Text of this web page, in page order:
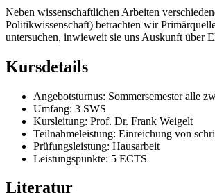
Neben wissenschaftlichen Arbeiten
Politikwissenschaft) betrachten wir
untersuchen, inwieweit sie uns Auskunft über
Kursdetails
Angebotsturnus: Sommersemester alle
Umfang: 3 SWS
Kursleitung: Prof. Dr. Frank Weigelt
Teilnahmeleistung: Einreichung von
Prüfungsleistung: Hausarbeit
Leistungspunkte: 5 ECTS
Literatur